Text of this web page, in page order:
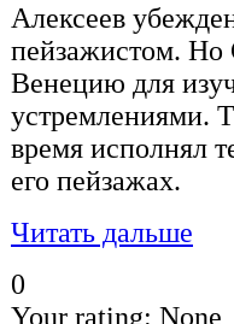
Алексеев
пейзажистом. Но
Венецию для
устремлениями.
время исполнял
его пейзажах.
Читать дальше
0
Your rating: None